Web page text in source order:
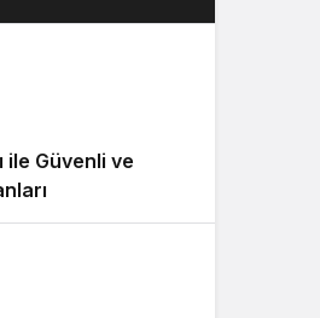
ile Güvenli ve